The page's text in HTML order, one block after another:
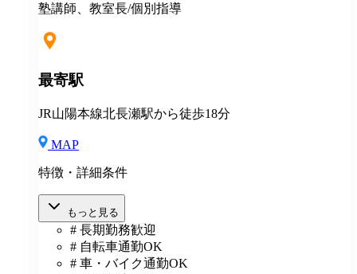
は、給与規定に基づき計算。 ※固定残業代は残業がな
室長の給与平均：月給33.1万円（2025年実績） ◆賞与
災・健康・厚生年金） ◆社宅制度 （規定あり） ◆交
通費全額支給（規定あり） ◆社内表彰制度 ◆退職金制
度 ◆再雇用制度 ◆産前産後休暇 ◆育児・介護休業制
◆保養施設利用可 など
塾講師、教室長/個別指導
最寄駅
JR山陽本線北長瀬駅から徒歩18分
MAP
特徴・詳細条件
もっと見る
# 長期勤務歓迎
# 自転車通勤OK
# 車・バイク通勤OK